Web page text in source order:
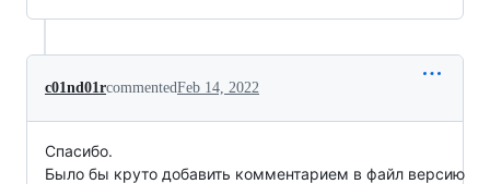
c01nd01rcommentedFeb 14, 2022
Спасибо.
Было бы круто добавить комментарием в файл версию